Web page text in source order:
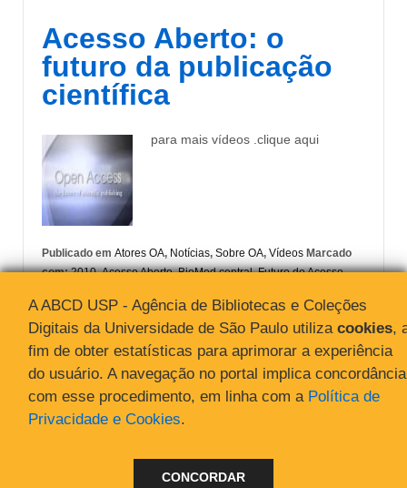
Acesso Aberto: o
futuro da publicação
científica
para mais vídeos .clique aqui
Publicado em Atores OA, Notícias, Sobre OA, Vídeos Marcado
com:2010,Acesso Aberto,BioMed central,Futuro do Acesso
A ABCD USP - Agência de Bibliotecas e Coleções
Digitais da Universidade de São Paulo utiliza cookies,
fim de obter estatísticas para aprimorar a experiência
do usuário. A navegação no portal implica concordância
com esse procedimento, em linha com a Política de
Privacidade e Cookies.
CONCORDAR